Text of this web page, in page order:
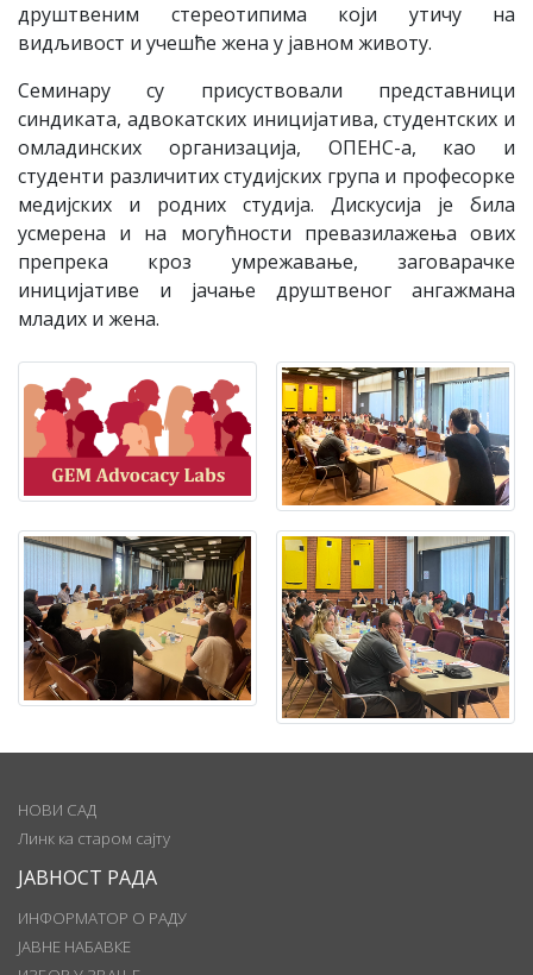
друштвеним стереотипима који утичу на
видљивост и учешће жена у јавном животу.
Семинару су присуствовали представници
синдиката, адвокатских иницијатива, студентских и
омладинских организација, ОПЕНС-а, као и
студенти различитих студијских група и професорке
медијских и родних студија. Дискусија је била
усмерена и на могућности превазилажења ових
препрека кроз умрежавање, заговарачке
иницијативе и јачање друштвеног ангажмана
младих и жена.
НОВИ САД
Линк ка старом сајту
ЈАВНОСТ РАДА
ИНФОРМАТОР О РАДУ
ЈАВНЕ НАБАВКЕ